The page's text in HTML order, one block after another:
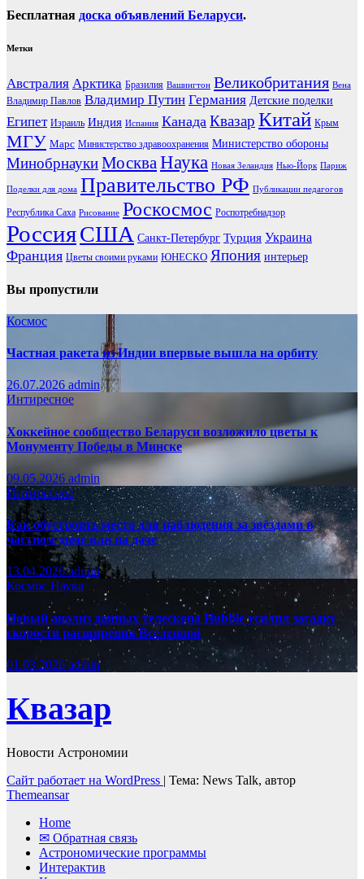
Бесплатная доска объявлений Беларуси.
Метки
Австралия Арктика Бразилия Вашингтон Великобритания Вена
Владимир Павлов Владимир Путин Германия Детские поделки
Египет Израиль Индия Испания Канада Квазар Китай Крым
МГУ Марс Министерство здравоохранения Министерство обороны
МинобрнаукиМоскваНаука Новая Зеландия Нью-Йорк Париж
Поделки для дома Правительство РФ Публикации педагогов
Республика Саха Рисование Роскосмос Роспотребнадзор
РоссияСША Санкт-Петербург Турция Украина
Франция Цветы своими руками ЮНЕСКО Япония интерьер
Вы пропустили
Космос
Частная ракета из Индии впервые вышла на орбиту
26.07.2026 admin
Интиресное
Хоккейное сообщество Беларуси возложило цветы к
Монументу Победы в Минске
09.05.2026 admin
Интиресное
Как обустроить место для наблюдения за звёздами в
частном доме или на даче
13.04.2026admin
Космос Наука
Новый анализ данных телескопа Hubble усилил загадку
скорости расширения Вселенной
01.03.2026admin
Квазар
Новости Астрономии
Сайт работает на WordPress | Тема: News Talk, автор
Themeansar
Home
✉ Обратная связь
Астрономические программы
Интерактив